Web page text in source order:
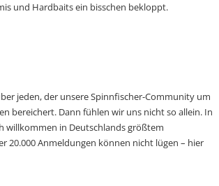
und Hardbaits ein bisschen bekloppt.
jeden, der unsere Spinnfischer-Community um
bereichert. Dann fühlen wir uns nicht so allein. In
willkommen in Deutschlands größtem
20.000 Anmeldungen können nicht lügen – hier